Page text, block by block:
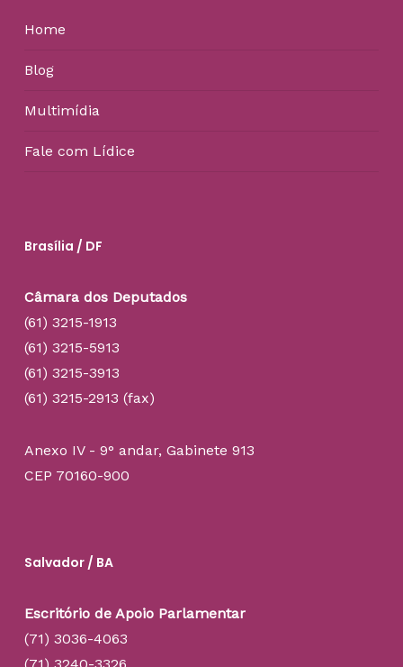
Home
Blog
Multimídia
Fale com Lídice
Brasília / DF
Câmara dos Deputados
(61) 3215-1913
(61) 3215-5913
(61) 3215-3913
(61) 3215-2913 (fax)
Anexo IV - 9° andar, Gabinete 913
CEP 70160-900
Salvador / BA
Escritório de Apoio Parlamentar
(71) 3036-4063